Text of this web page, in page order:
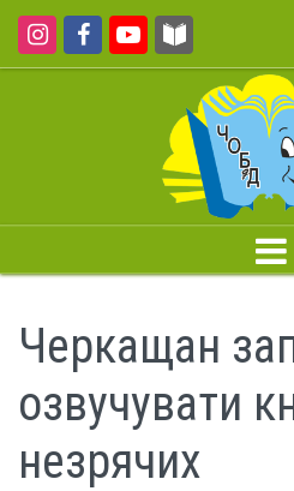
Черкащан
озвучувати
незрячих